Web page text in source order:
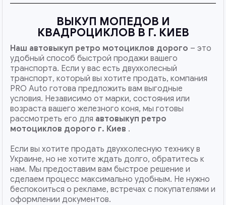
ВЫКУП МОПЕДОВ И
КВАДРОЦИКЛОВ В Г. КИЕВ
Наш автовыкуп ретро мотоциклов дорого – это
удобный способ быстрой продажи вашего
транспорта. Если у вас есть двухколесный
транспорт, который вы хотите продать, компания
PRO Auto готова предложить вам выгодные
условия. Независимо от марки, состояния или
возраста вашего железного коня, мы готовы
рассмотреть его для автовыкуп ретро
мотоциклов дорого г. Киев .
Если вы хотите продать двухколесную технику в
Украине, но не хотите ждать долго, обратитесь к
нам. Мы предоставим вам быстрое решение и
сделаем процесс максимально удобным. Не нужно
беспокоиться о рекламе, встречах с покупателями и
оформлении документов.